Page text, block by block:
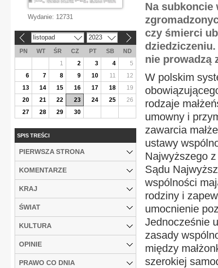
Na subkoncie
czy śmierci
nie prowadzą
W polskim
rodzaje
umowny i
zawarcia
ustawy
Najwyższego
Sądu
wspólności
rodziny i
umocnienie
Jednocześnie
zasady
między
szerokiej
Wydanie: 12731
listopad 2023
PN WT ŚR CZ PT SB
ND
1
2 3 4
5
6
7 8 9 10 11
12
13
14 15 16 17 18
19
20
21 22 23 24 25
26
27
28 29 30
SPIS TREŚCI
PIERWSZA STRONA
KOMENTARZE
KRAJ
ŚWIAT
KULTURA
OPINIE
PRAWO CO DNIA